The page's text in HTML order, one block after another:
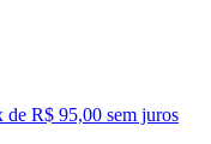
de R$ 95,00 sem juros